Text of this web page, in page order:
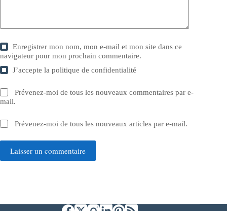
Enregistrer mon nom, mon e-mail et mon site dans ce
navigateur pour mon prochain commentaire.
J’accepte lapolitique de confidentialité
Prévenez-moi de tous les nouveaux commentaires par e-
mail.
Prévenez-moi de tous les nouveaux articles par e-mail.
Laisser un commentaire